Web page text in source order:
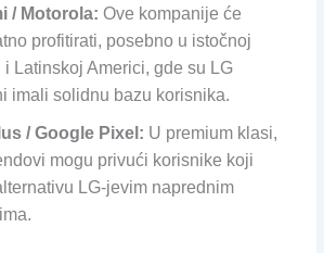
/ Motorola: Ove kompanije će
profitirati, posebno u istočnoj
i Latinskoj Americi, gde su LG
imali solidnu bazu korisnika.
/ Google Pixel: U premium klasi,
mogu privući korisnike koji
LG-jevim naprednim